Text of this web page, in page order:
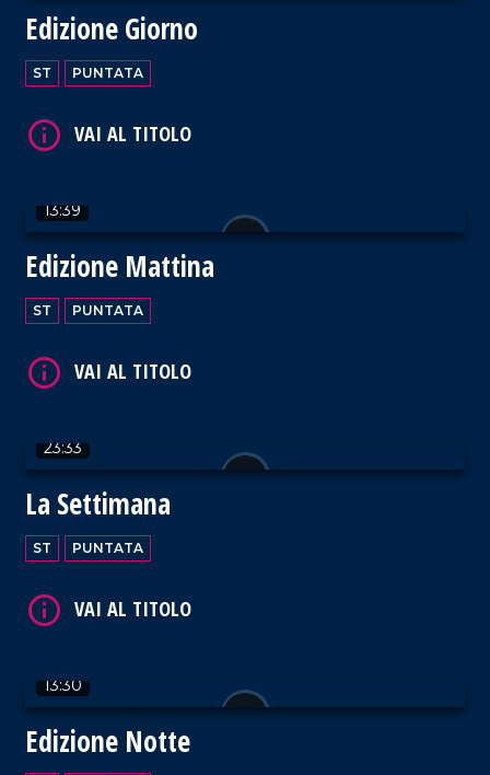
Edizione Giorno
ST PUNTATA
13:39
Edizione Mattina
ST PUNTATA
23:33
La Settimana
ST PUNTATA
13:30
Edizione Notte
VAI AL TITOLO
VAI AL TITOLO